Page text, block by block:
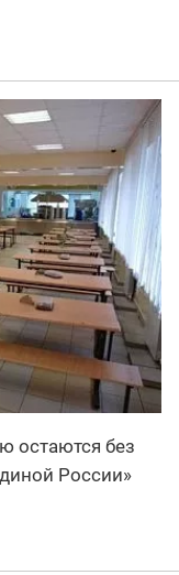
остаются без
России»